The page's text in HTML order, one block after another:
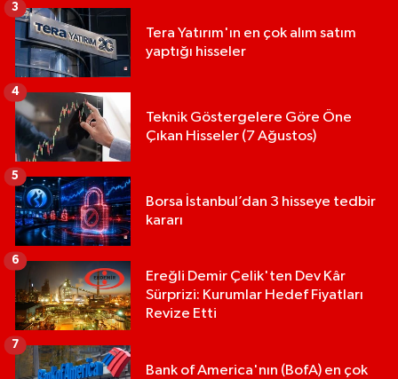
Tera Yatırım'ın en çok alım satım
yaptığı hisseler
3
Teknik Göstergelere Göre Öne
Çıkan Hisseler (7 Ağustos)
4
Borsa İstanbul’dan 3 hisseye tedbir
kararı
5
Ereğli Demir Çelik'ten Dev Kâr
Sürprizi: Kurumlar Hedef Fiyatları
Revize Etti
6
Bank of America'nın (BofA) en çok
7